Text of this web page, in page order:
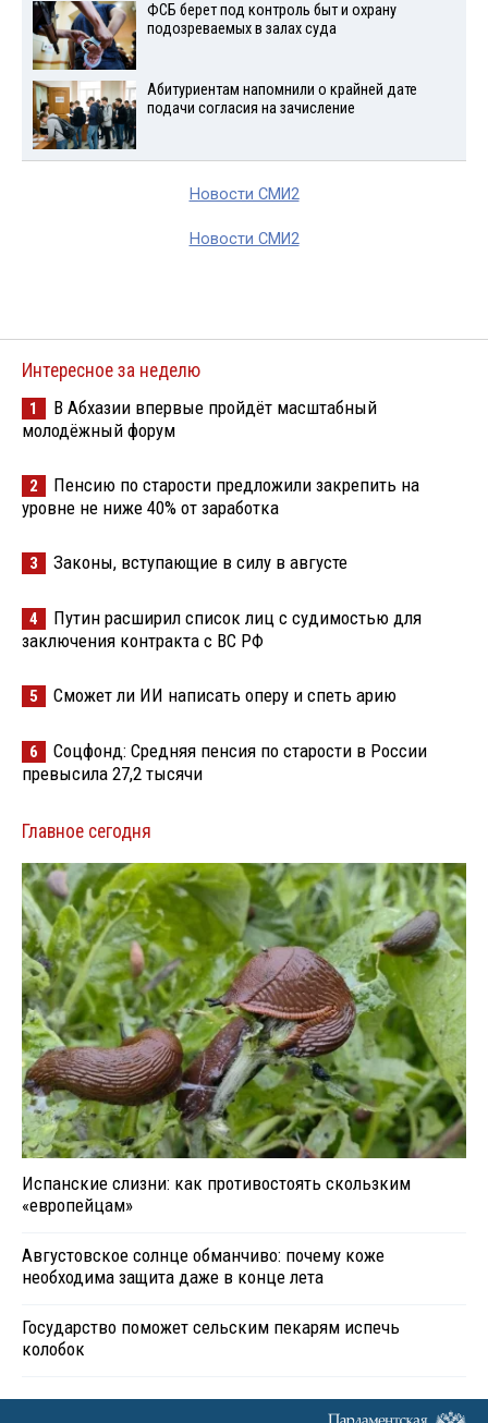
ФСБ берет под контроль быт и охрану
подозреваемых в залах суда
Абитуриентам напомнили о крайней дате
подачи согласия на зачисление
Новости СМИ2
Новости СМИ2
Интересное за неделю
1
В Абхазии впервые пройдёт масштабный
молодёжный форум
2
Пенсию по старости предложили закрепить на
уровне не ниже 40% от заработка
3 Законы, вступающие в силу в августе
4
Путин расширил список лиц с судимостью для
заключения контракта с ВС РФ
5 Сможет ли ИИ написать оперу и спеть арию
6
Соцфонд: Средняя пенсия по старости в России
превысила 27,2 тысячи
Главное сегодня
Испанские слизни: как противостоять скользким
«европейцам»
Августовское солнце обманчиво: почему коже
необходима защита даже в конце лета
Государство поможет сельским пекарям испечь
колобок